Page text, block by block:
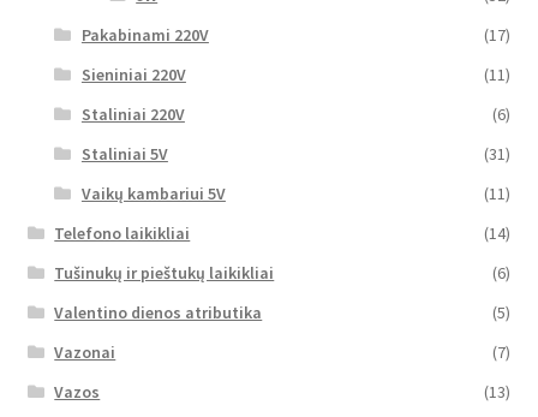
Pakabinami 220V
(17)
Sieniniai 220V
(11)
Staliniai 220V
(6)
Staliniai 5V
(31)
Vaikų kambariui 5V
(11)
Telefono laikikliai
(14)
Tušinukų ir pieštukų laikikliai
(6)
Valentino dienos atributika
(5)
Vazonai
(7)
Vazos
(13)